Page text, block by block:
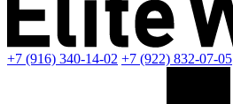
+7 (916) 340-14-02 +7 (922) 832-07-05